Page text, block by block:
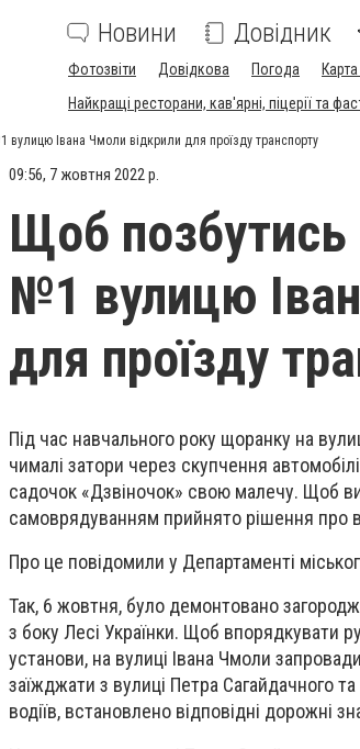
Новини Довідник
Фотозвіти Довідкова Погода
Найкращі ресторани, кав'ярні, піцерії та
вулицю Івана Чмоли відкрили для проїзду транспорту
09:56, 7 жовтня 2022 р.
Щоб позбутись
№1 вулицю
для проїзду
Під час навчального року щоранку на
чималі затори через скупчення
садочок «Дзвіночок» свою малечу. Щоб
самоврядуванням прийнято рішення про
Про це повідомили у Департаменті
Так, 6 жовтня, було демонтовано
з боку Лесі Українки. Щоб впорядкувати
установи, на вулиці Івана Чмоли
заїжджати з вулиці Петра Сагайдачного
водіїв, встановлено відповідні дорожні